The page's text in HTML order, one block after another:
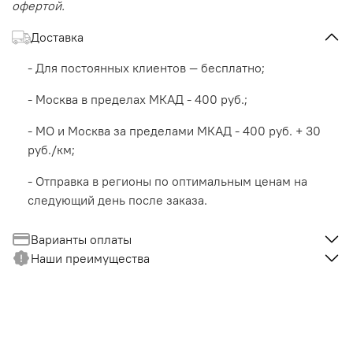
офертой.
Доставка
- Для постоянных клиентов — бесплатно;
- Москва в пределах МКАД - 400 руб.;
- МО и Москва за пределами МКАД - 400 руб. + 30
руб./км;
- Отправка в регионы по оптимальным ценам на
следующий день после заказа.
Варианты оплаты
Наши преимущества